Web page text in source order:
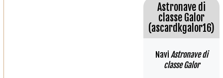
Astronave di
classe Galor
(ascardkgalor16)
Navi Astronave di
classe Galor